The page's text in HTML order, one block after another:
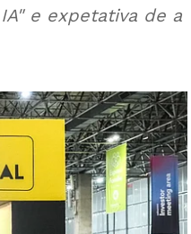
e expetativa de a